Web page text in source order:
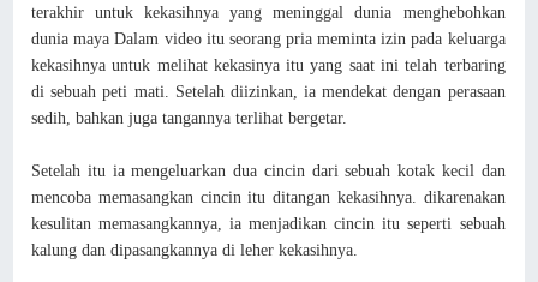
terakhir untuk kekasihnya yang meninggal dunia menghebohkan
dunia maya Dalam video itu seorang pria meminta izin pada keluarga
kekasihnya untuk melihat kekasinya itu yang saat ini telah terbaring
di sebuah peti mati. Setelah diizinkan, ia mendekat dengan perasaan
sedih, bahkan juga tangannya terlihat bergetar.
Setelah itu ia mengeluarkan dua cincin dari sebuah kotak kecil dan
mencoba memasangkan cincin itu ditangan kekasihnya. dikarenakan
kesulitan memasangkannya, ia menjadikan cincin itu seperti sebuah
kalung dan dipasangkannya di leher kekasihnya.